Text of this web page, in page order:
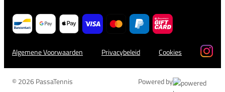
Algemene Voorwaarden Privacybeleid Cookies
© 2026 PassaTennis Powered by